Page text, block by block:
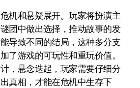
机和悬疑展开。玩家将扮演主
团中做出选择，推动故事的发
导致不同的结局，这种多分支
了游戏的可玩性和重玩价值。
，悬念迭起，玩家需要仔细分
真相，才能在危机中生存下